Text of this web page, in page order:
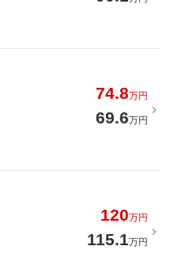
74.8万円
69.6万円
120万円
115.1万円